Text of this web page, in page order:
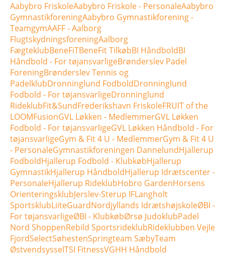
Aabybro FriskoleAabybro Friskole - PersonaleAabybro
GymnastikforeningAabybro Gymnastikforening -
TeamgymAAFF - Aalborg
FlugtskydningsforeningAalborg
FægteklubBeneFiTBeneFit TilkøbBI HåndboldBI
Håndbold - For tøjansvarligeBrønderslev Padel
ForeningBrønderslev Tennis og
PadelklubDronninglund FodboldDronninglund
Fodbold - For tøjansvarligeDronninglund
RideklubFit&SundFrederikshavn FriskoleFRUIT of the
LOOMFusionGVL Løkken - MedlemmerGVL Løkken
Fodbold - For tøjansvarligeGVL Løkken Håndbold - For
tøjansvarligeGym & Fit 4 U - MedlemmerGym & Fit 4 U
- PersonaleGymnastikforeningen DannelundHjallerup
FodboldHjallerup Fodbold - KlubkøbHjallerup
GymnastikHjallerup HåndboldHjallerup Idrætscenter -
PersonaleHjallerup RideklubHobro GardenHorsens
OrienteringsklubJerslev-Sterup IFLangholt
SportsklubLiiteGuardNordjyllands IdrætshøjskoleØBI -
For tøjansvarligeØBI - KlubkøbØrsø JudoklubPadel
Nord ShoppenRebild SportsrideklubRideklubben Vejle
FjordSelectSøhestenSpringteam SæbyTeam
ØstvendsysselTSI FitnessVGHH Håndbold